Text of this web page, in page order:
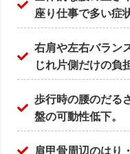
座り仕事で多い症
右肩や左右バラン
じれ片側だけの負
歩行時の腰のだる
盤の可動性低下。
肩甲骨周辺のはり